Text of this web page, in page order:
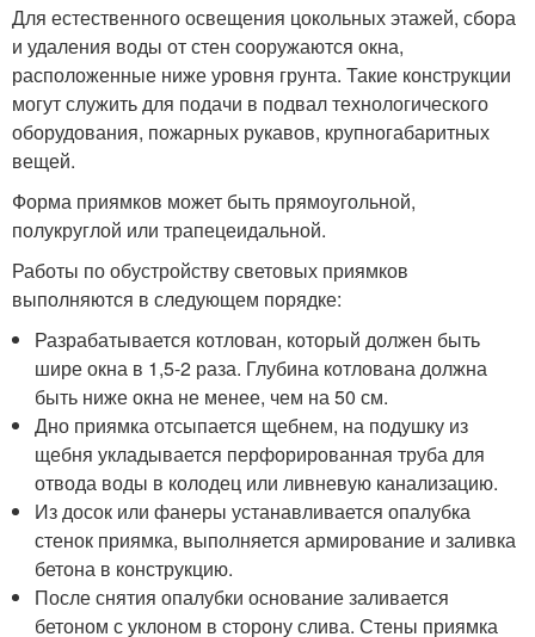
Для естественного освещения цокольных этажей, сбора
и удаления воды от стен сооружаются окна,
расположенные ниже уровня грунта. Такие конструкции
могут служить для подачи в подвал технологического
оборудования, пожарных рукавов, крупногабаритных
вещей.
Форма приямков может быть прямоугольной,
полукруглой или трапецеидальной.
Работы по обустройству световых приямков
выполняются в следующем порядке:
Разрабатывается котлован, который должен быть
шире окна в 1,5-2 раза. Глубина котлована должна
быть ниже окна не менее, чем на 50 см.
Дно приямка отсыпается щебнем, на подушку из
щебня укладывается перфорированная труба для
отвода воды в колодец или ливневую канализацию.
Из досок или фанеры устанавливается опалубка
стенок приямка, выполняется армирование и заливка
бетона в конструкцию.
После снятия опалубки основание заливается
бетоном с уклоном в сторону слива. Стены приямка